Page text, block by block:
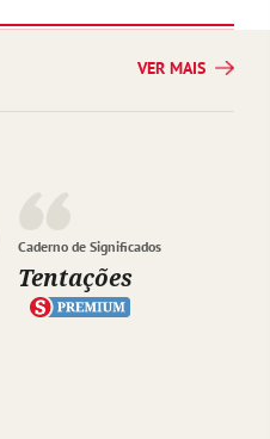
VER MAIS
Caderno de Significados
Tentações